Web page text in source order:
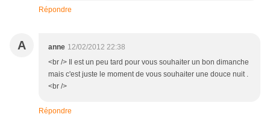
Répondre
A anne 12/02/2012 22:38
<br /> Il est un peu tard pour vous souhaiter un bon dimanche
mais c'est juste le moment de vous souhaiter une douce nuit .
<br />
Répondre